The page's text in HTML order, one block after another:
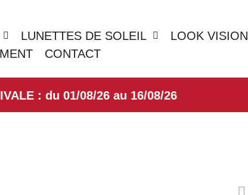
LUNETTES DE SOLEIL
LOOK VISION
CONTACT
: du 01/08/26 au 16/08/26